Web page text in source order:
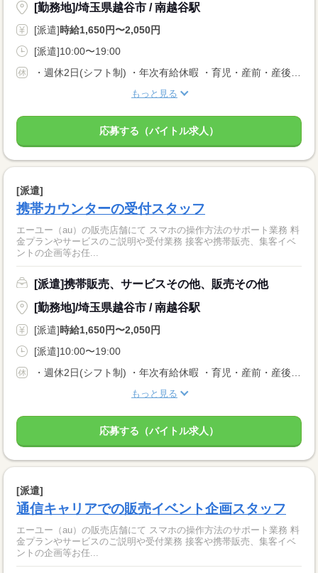
[勤務地]/埼玉県越谷市 / 南越谷駅
[派遣]時給1,650円〜2,050円
[派遣]10:00〜19:00
・週休2日(シフト制) ・年次有給休暇 ・育児・産前・産後休暇 ・弔事休暇 ・結婚休暇 ・出産休暇 ・交通遮断休暇 ・感染症休暇 ・罹災休暇 ・私傷病休暇 ・その他社内規定による休暇多数有
もっと見る
応募する（バイトル求人）
[派遣]
携帯カウンターの受付スタッフ
エーユー（au）の販売店舗にて スマホの操作方法のサポート業務 料
金プランやサービスのご説明や受付業務 接客や携帯販売、集客イベ
ントの企画等お任...
[派遣]携帯販売、サービスその他、販売その他
[勤務地]/埼玉県越谷市 / 南越谷駅
[派遣]時給1,650円〜2,050円
[派遣]10:00〜19:00
・週休2日(シフト制) ・年次有給休暇 ・育児・産前・産後休暇 ・弔事休暇 ・結婚休暇 ・出産休暇 ・交通遮断休暇 ・感染症休暇 ・罹災休暇 ・私傷病休暇 ・その他社内規定による休暇多数有
もっと見る
応募する（バイトル求人）
[派遣]
通信キャリアでの販売イベント企画スタッフ
エーユー（au）の販売店舗にて スマホの操作方法のサポート業務 料
金プランやサービスのご説明や受付業務 接客や携帯販売、集客イベ
ントの企画等お任...